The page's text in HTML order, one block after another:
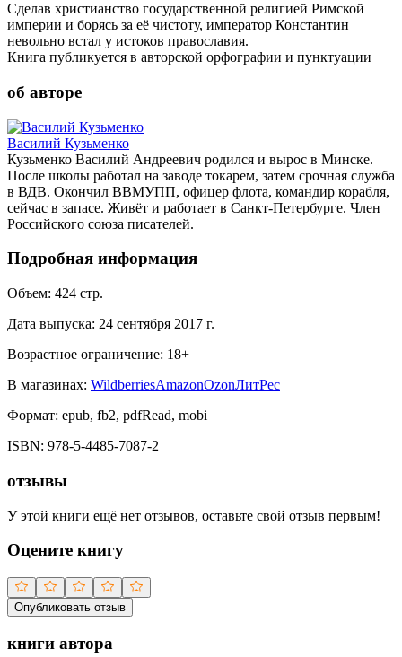
Сделав христианство государственной религией Римской
империи и борясь за её чистоту, император Константин
невольно встал у истоков православия.
Книга публикуется в авторской орфографии и пунктуации
об авторе
Василий Кузьменко
Кузьменко Василий Андреевич родился и вырос в Минске.
После школы работал на заводе токарем, затем срочная служба
в ВДВ. Окончил ВВМУПП, офицер флота, командир корабля,
сейчас в запасе. Живёт и работает в Санкт-Петербурге. Член
Российского союза писателей.
Подробная информация
Объем: 424 стр.
Дата выпуска: 24 сентября 2017 г.
Возрастное ограничение: 18+
В магазинах: WildberriesAmazonOzonЛитРес
Формат: epub, fb2, pdfRead, mobi
ISBN: 978-5-4485-7087-2
отзывы
У этой книги ещё нет отзывов, оставьте свой отзыв первым!
Оцените книгу
Опубликовать отзыв
книги автора